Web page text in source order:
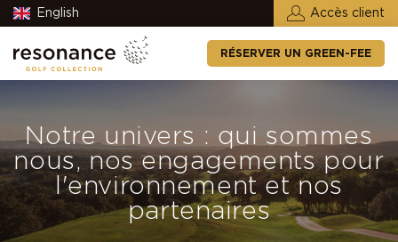
English Accès client
RÉSERVER UN GREEN-FEE
Notre univers : qui sommes
nous, nos engagements pour
l'environnement et nos
partenaires